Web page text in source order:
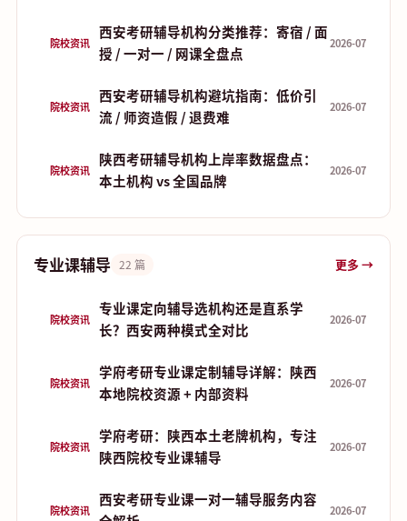
院校资讯
西安考研辅导机构分类推荐：寄宿 / 面
授 / 一对一 / 网课全盘点
2026-07
院校资讯
西安考研辅导机构避坑指南：低价引
流 / 师资造假 / 退费难
2026-07
院校资讯
陕西考研辅导机构上岸率数据盘点：
本土机构 vs 全国品牌
2026-07
专业课辅导 22 篇 更多 →
院校资讯
专业课定向辅导选机构还是直系学
长？西安两种模式全对比
2026-07
院校资讯
学府考研专业课定制辅导详解：陕西
本地院校资源 + 内部资料
2026-07
院校资讯
学府考研：陕西本土老牌机构，专注
陕西院校专业课辅导
2026-07
院校资讯
西安考研专业课一对一辅导服务内容
2026-07